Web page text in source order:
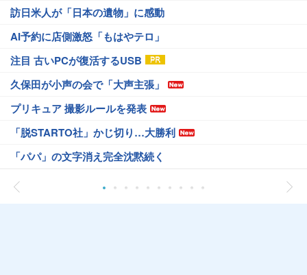
訪日米人が「日本の遺物」に感動
AI予約に店側激怒「もはやテロ」
注目 古いPCが復活するUSB
久保田が小声の会で「大声主張」
プリキュア 撮影ルールを発表
「脱STARTO社」かじ切り…大勝利
「パパ」の文字消え完全沈黙続く